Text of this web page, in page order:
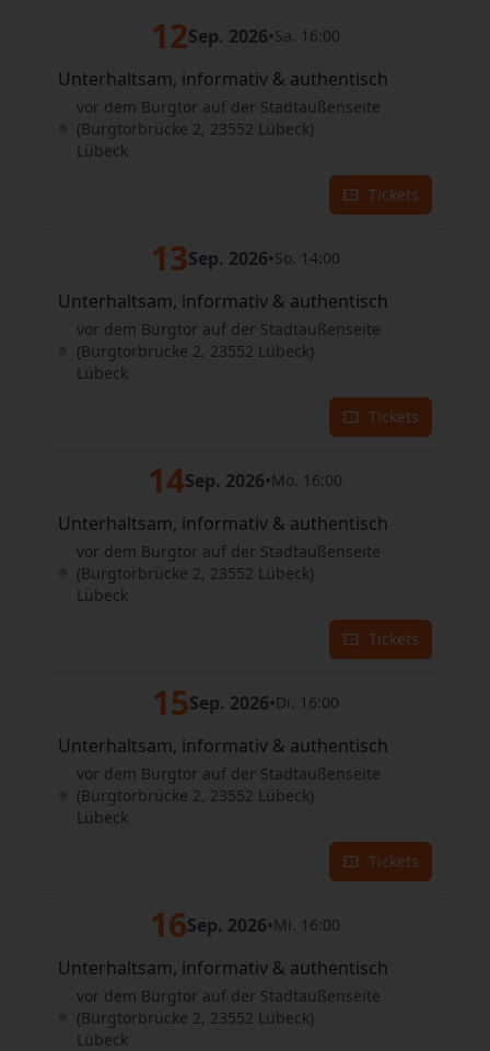
12Sep. 2026•Sa. 16:00
Unterhaltsam, informativ & authentisch
vor dem Burgtor auf der Stadtaußenseite
(Burgtorbrücke 2, 23552 Lübeck)
Lübeck
Tickets
13Sep. 2026•So. 14:00
Unterhaltsam, informativ & authentisch
vor dem Burgtor auf der Stadtaußenseite
(Burgtorbrücke 2, 23552 Lübeck)
Lübeck
Tickets
14Sep. 2026•Mo. 16:00
Unterhaltsam, informativ & authentisch
vor dem Burgtor auf der Stadtaußenseite
(Burgtorbrücke 2, 23552 Lübeck)
Lübeck
Tickets
15Sep. 2026•Di. 16:00
Unterhaltsam, informativ & authentisch
vor dem Burgtor auf der Stadtaußenseite
(Burgtorbrücke 2, 23552 Lübeck)
Lübeck
Tickets
16Sep. 2026•Mi. 16:00
Unterhaltsam, informativ & authentisch
vor dem Burgtor auf der Stadtaußenseite
(Burgtorbrücke 2, 23552 Lübeck)
Lübeck